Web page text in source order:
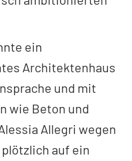
ein
Architektenhaus
und mit
wie Beton und
Allegri wegen
auf ein